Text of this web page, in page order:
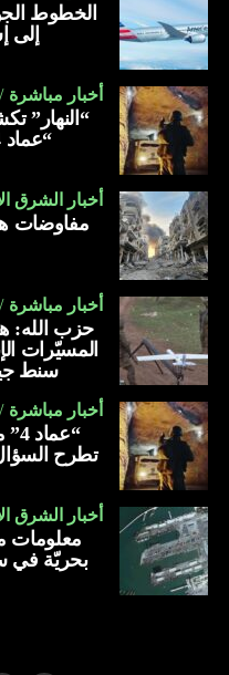
الخطوط
إلى
أخبار مباشرة
“النهار”
“عماد 4” مأخوذة من أوكرانيا….
أخبار الشرق
مفاوضات
أخبار مباشرة
حزب الله:
المسيّرات
سنط
أخبار مباشرة
تطرح
أخبار الشرق
معلومات
بحريّة في